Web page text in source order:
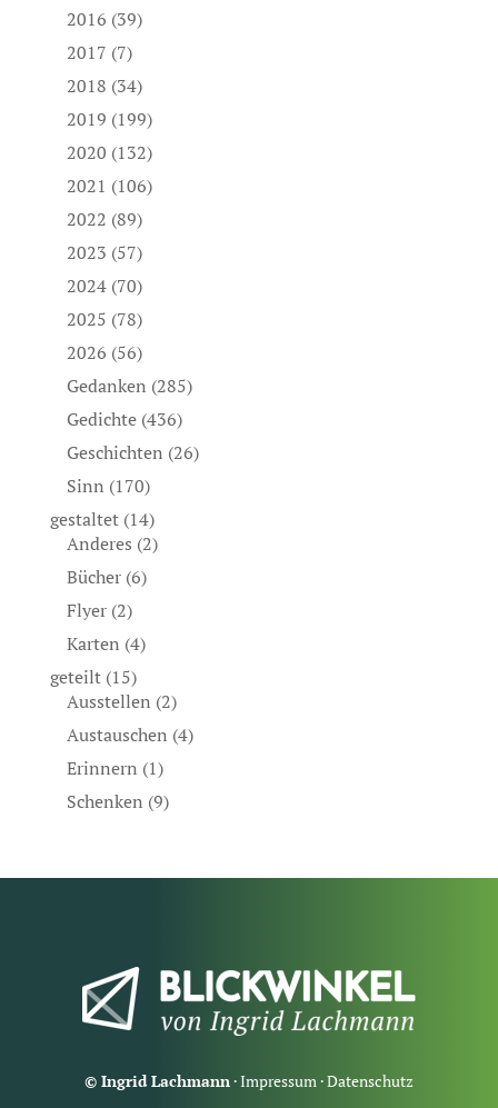
2016 (39)
2017 (7)
2018 (34)
2019 (199)
2020 (132)
2021 (106)
2022 (89)
2023 (57)
2024(70)
2025 (78)
2026 (56)
Gedanken (285)
Gedichte(436)
Geschichten (26)
Sinn (170)
gestaltet(14)
Anderes (2)
Bücher(6)
Flyer(2)
Karten (4)
geteilt(15)
Ausstellen (2)
Austauschen (4)
Erinnern (1)
Schenken (9)
© Ingrid Lachmann·Impressum·Datenschutz